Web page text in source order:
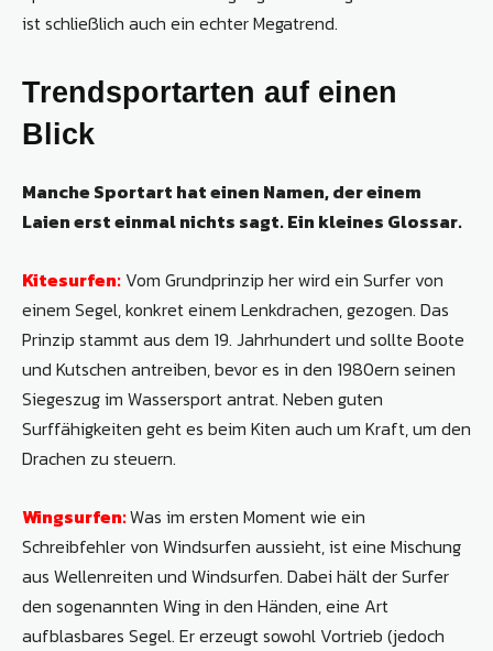
ist schließlich auch ein echter Megatrend.
Trendsportarten auf einen
Blick
Manche Sportart hat einen Namen, der einem
Laien erst einmal nichts sagt. Ein kleines Glossar.
Kitesurfen: Vom Grundprinzip her wird ein Surfer von
einem Segel, konkret einem Lenkdrachen, gezogen. Das
Prinzip stammt aus dem 19. Jahrhundert und sollte Boote
und Kutschen antreiben, bevor es in den 1980ern seinen
Siegeszug im Wassersport antrat. Neben guten
Surffähigkeiten geht es beim Kiten auch um Kraft, um den
Drachen zu steuern.
Wingsurfen:Was im ersten Moment wie ein
Schreibfehler von Windsurfen aussieht, ist eine Mischung
aus Wellenreiten und Windsurfen. Dabei hält der Surfer
den sogenannten Wing in den Händen, eine Art
aufblasbares Segel. Er erzeugt sowohl Vortrieb (jedoch